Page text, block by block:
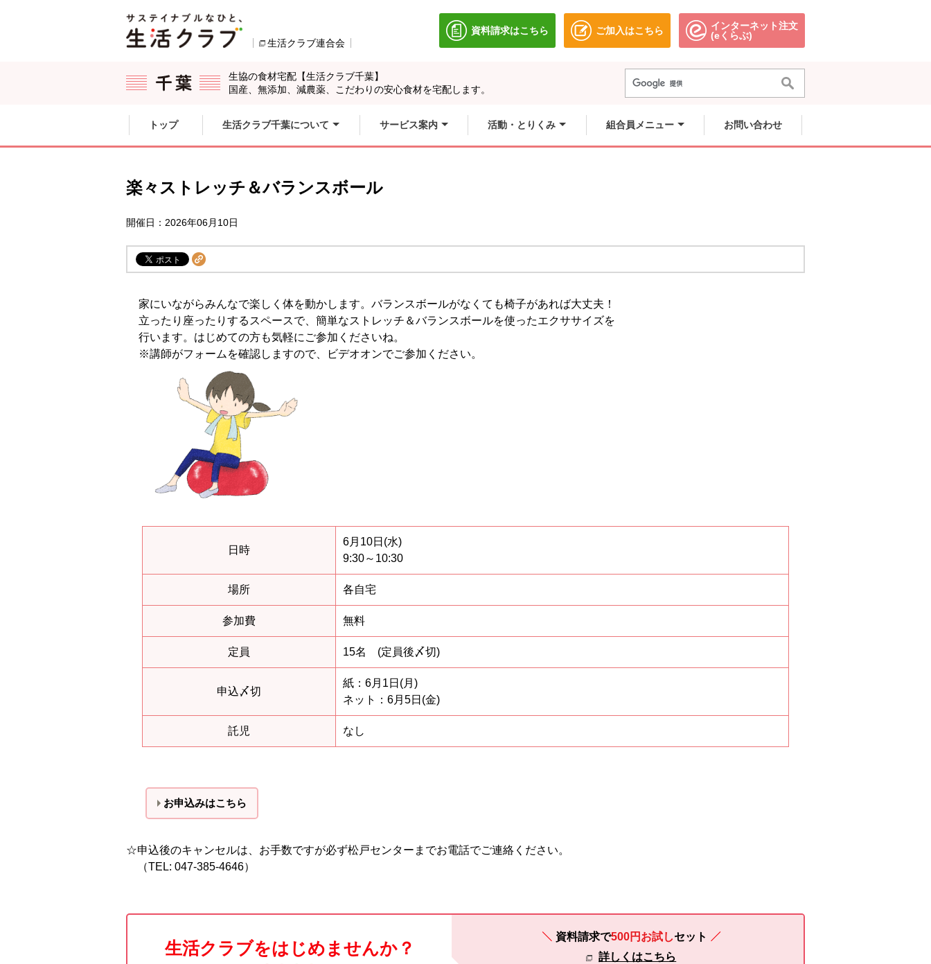
生活クラブ連合会 別のウィンドウで開きます。
資料請求はこちら
別のウィンドウで開きます。ご加入はこちら
別のウィンドウで開きます。
インターネット注文
(eくらぶ)別のウィンドウで開きます。
生協の食材宅配【生活クラブ千葉】
国産、無添加、減農薬、こだわりの安心食材を宅配します。
ここからサイト内共通メニューです。
サイト内共通メニューをスキップする
トップ 生活クラブ千葉について サービス案内 活動・とりくみ 組合員メニュー お問い合わせ
楽々ストレッチ＆バランスボール
開催日：2026年06月10日
家にいながらみんなで楽しく体を動かします。バランスボールがなくても椅子があれば大丈夫！
立ったり座ったりするスペースで、簡単なストレッチ＆バランスボールを使ったエクササイズを
行います。はじめての方も気軽にご参加くださいね。
※講師がフォームを確認しますので、ビデオオンでご参加ください。
日時
6月10日(水)
9:30～10:30
場所 各自宅
参加費 無料
定員 15名 (定員後〆切)
申込〆切
紙：6月1日(月)
ネット：6月5日(金)
託児 なし
お申込みはこちら
☆申込後のキャンセルは、お手数ですが必ず松戸センターまでお電話でご連絡ください。
（TEL: 047-385-4646）
生活クラブをはじめませんか？
資料請求で500円お試しセット
詳しくはこちら